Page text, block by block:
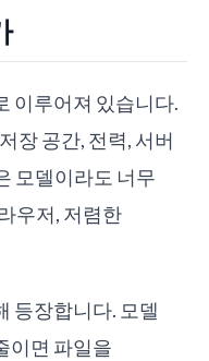
이루어져 있습니다.
장 공간, 전력, 서버
모델이라도 너무
우저, 저렴한
등장합니다. 모델
이면 파일을